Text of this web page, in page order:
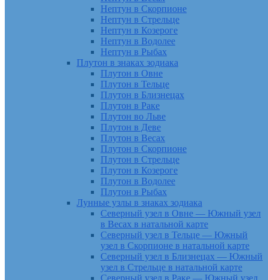
Нептун в Скорпионе
Нептун в Стрельце
Нептун в Козероге
Нептун в Водолее
Нептун в Рыбах
Плутон в знаках зодиака
Плутон в Овне
Плутон в Тельце
Плутон в Близнецах
Плутон в Раке
Плутон во Льве
Плутон в Деве
Плутон в Весах
Плутон в Скорпионе
Плутон в Стрельце
Плутон в Козероге
Плутон в Водолее
Плутон в Рыбах
Лунные узлы в знаках зодиака
Северный узел в Овне — Южный узел
в Весах в натальной карте
Северный узел в Тельце — Южный
узел в Скорпионе в натальной карте
Северный узел в Близнецах — Южный
узел в Стрельце в натальной карте
Северный узел в Раке — Южный узел